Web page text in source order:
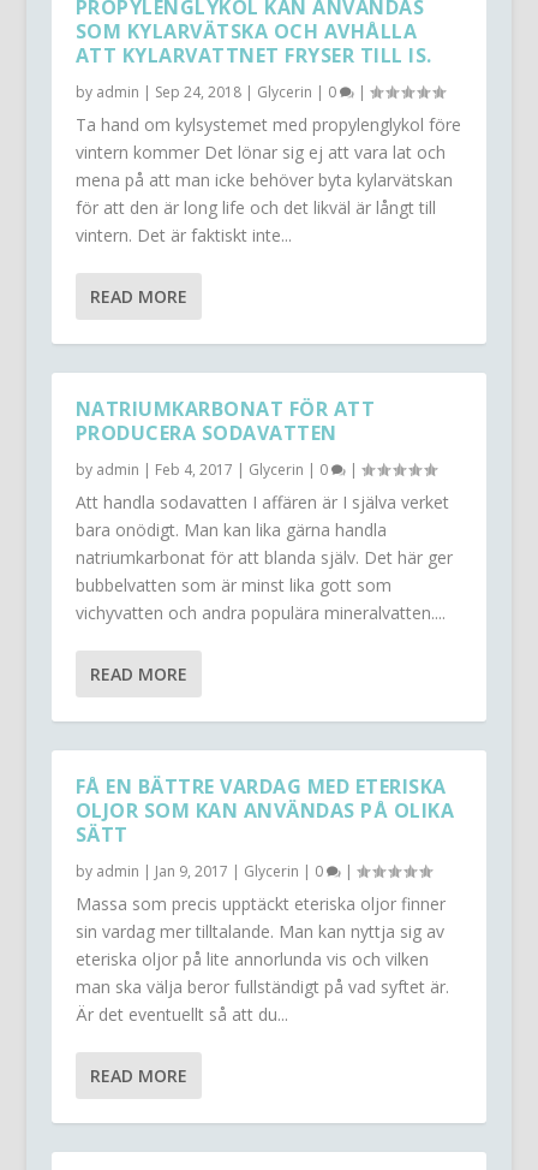
PROPYLENGLYKOL KAN ANVÄNDAS
SOM KYLARVÄTSKA OCH AVHÅLLA
ATT KYLARVATTNET FRYSER TILL IS.
by admin | Sep 24, 2018| Glycerin | 0 |
Ta hand om kylsystemet med propylenglykol före
vintern kommer Det lönar sig ej att vara lat och
mena på att man icke behöver byta kylarvätskan
för att den är long life och det likväl är långt till
vintern. Det är faktiskt inte...
READ MORE
NATRIUMKARBONAT FÖR ATT
PRODUCERA SODAVATTEN
by admin | Feb 4, 2017 | Glycerin | 0 |
Att handla sodavatten I affären är I själva verket
bara onödigt. Man kan lika gärna handla
natriumkarbonat för att blanda själv. Det här ger
bubbelvatten som är minst lika gott som
vichyvatten och andra populära mineralvatten....
READ MORE
FÅ EN BÄTTRE VARDAG MED ETERISKA
OLJOR SOM KAN ANVÄNDAS PÅ OLIKA
SÄTT
by admin | Jan 9, 2017 | Glycerin | 0 |
Massa som precis upptäckt eteriska oljor finner
sin vardag mer tilltalande. Man kan nyttja sig av
eteriska oljor på lite annorlunda vis och vilken
man ska välja beror fullständigt på vad syftet är.
Är det eventuellt så att du...
READ MORE